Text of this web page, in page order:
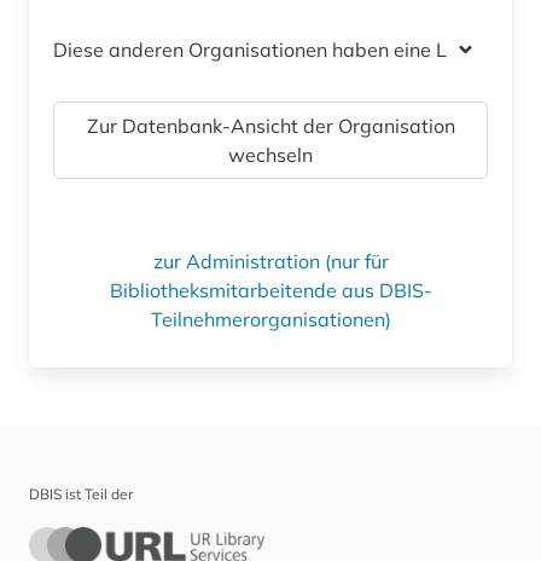
Diese anderen Organisationen haben eine Lizenz
Zur Datenbank-Ansicht der Organisation
wechseln
zur Administration (nur für
Bibliotheksmitarbeitende aus DBIS-
Teilnehmerorganisationen)
DBIS ist Teil der